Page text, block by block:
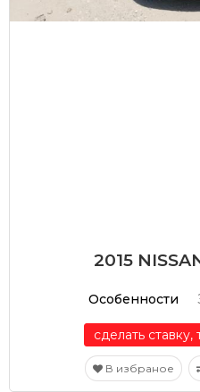
2015
Особенности
сделать ставку,
В избраное